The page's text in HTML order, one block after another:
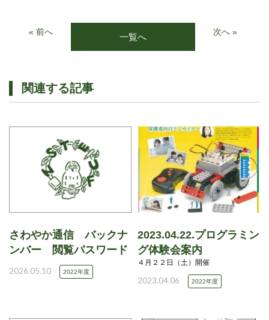
« 前へ 一覧へ 次へ »
関連する記事
さわやか通信 バックナ
ンバー 閲覧パスワード
2026.05.10 2022年度
2023.04.22.プログラミン
グ体験会案内
４月２２日（土）開催
2023.04.06 2022年度